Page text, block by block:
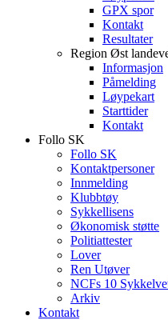
GPX spor
Kontakt
Resultater
Region Øst
Informasjon
Påmelding
Løypekart
Starttider
Kontakt
Follo SK
Follo SK
Kontaktpersoner
Innmelding
Klubbtøy
Sykkellisens
Økonomisk støtte
Politiattester
Lover
Ren Utøver
NCFs 10
Arkiv
Kontakt